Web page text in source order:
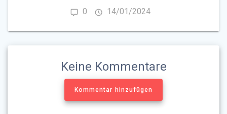
0 14/01/2024
Keine Kommentare
Kommentar hinzufügen